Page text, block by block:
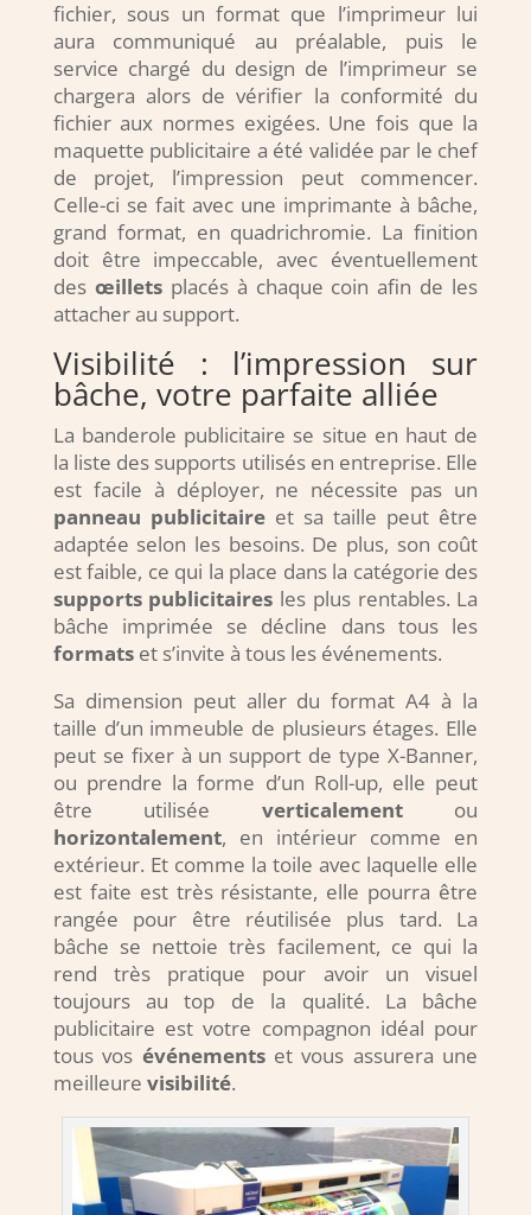
fichier, sous un format que l’imprimeur lui
aura communiqué au préalable, puis le
service chargé du design de l’imprimeur se
chargera alors de vérifier la conformité du
fichier aux normes exigées. Une fois que la
maquette publicitaire a été validée par le chef
de projet, l’impression peut commencer.
Celle-ci se fait avec une imprimante à bâche,
grand format, en quadrichromie. La finition
doit être impeccable, avec éventuellement
des œilletsplacés à chaque coin afin de les
attacher au support.
Visibilité : l’impression sur
bâche, votre parfaite alliée
La banderole publicitaire se situe en haut de
la liste des supports utilisés en entreprise. Elle
est facile à déployer, ne nécessite pas un
panneau publicitaireet sa taille peut être
adaptée selon les besoins. De plus, son coût
est faible, ce qui la place dans la catégorie des
supports publicitaires les plus rentables. La
bâche imprimée se décline dans tous les
formatset s’invite à tous les événements.
Sa dimension peut aller du format A4 à la
taille d’un immeuble de plusieurs étages. Elle
peut se fixer à un support de type X-Banner,
ou prendre la forme d’un Roll-up, elle peut
être utilisée verticalementou
horizontalement, en intérieur comme en
extérieur. Et comme la toile avec laquelle elle
est faite est très résistante, elle pourra être
rangée pour être réutilisée plus tard. La
bâche se nettoie très facilement, ce qui la
rend très pratique pour avoir un visuel
toujours au top de la qualité. La bâche
publicitaire est votre compagnon idéal pour
tous vos événementset vous assurera une
meilleure visibilité.